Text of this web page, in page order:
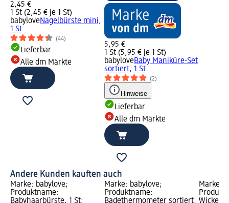
2,45 €
1 St (2,45 € je 1 St)
babyloveNagelbürste mini,
1 St
(44)
Lieferbar
Alle dm Märkte
5,95 €
1 St (5,95 € je 1 St)
babyloveBaby Maniküre-Set
sortiert, 1 St
(2)
Hinweise
Lieferbar
Alle dm Märkte
Andere Kunden kauften auch
Marke: babylove;
Produktname:
Babyhaarbürste, 1 St;
Marke: babylove;
Produktname:
Badethermometer sortiert,
Marke: